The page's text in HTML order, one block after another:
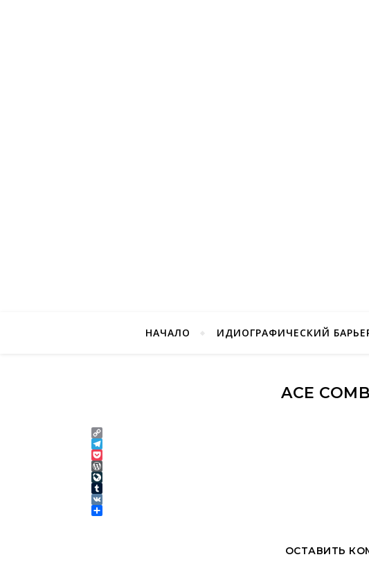
НАЧАЛО ИДИОГРАФИЧЕСКИЙ
ACE
Copy
Link
Telegram
Pocket
WordPress
LiveJournal
Tumblr
VK
ОСТАВИТЬ